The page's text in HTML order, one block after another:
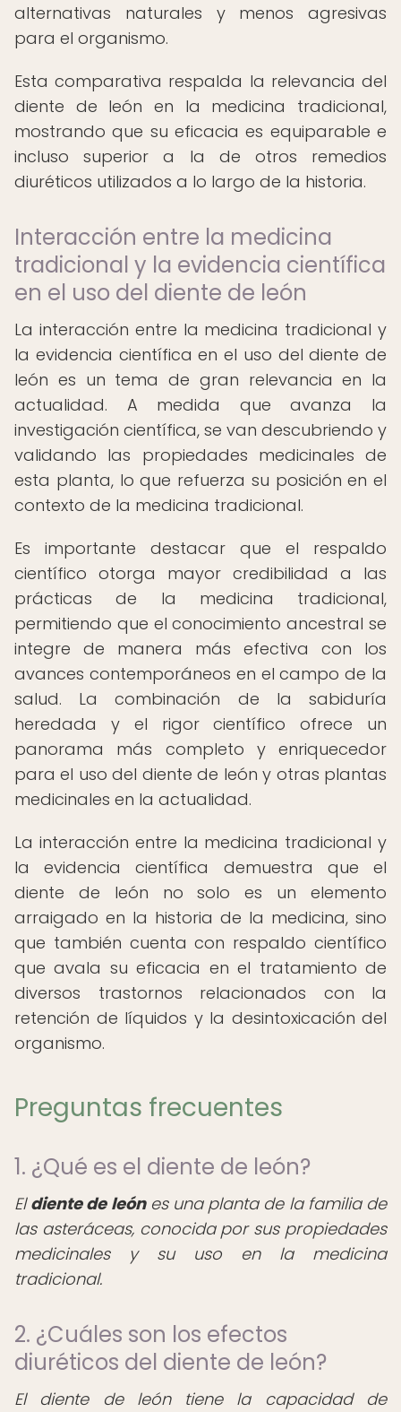
alternativas naturales y menos agresivas
para el organismo.
Esta comparativa respalda la relevancia del
diente de león en la medicina tradicional,
mostrando que su eficacia es equiparable e
incluso superior a la de otros remedios
diuréticos utilizados a lo largo de la historia.
Interacción entre la medicina
tradicional y la evidencia científica
en el uso del diente de león
La interacción entre la medicina tradicional y
la evidencia científica en el uso del diente de
león es un tema de gran relevancia en la
actualidad. A medida que avanza la
investigación científica, se van descubriendo y
validando las propiedades medicinales de
esta planta, lo que refuerza su posición en el
contexto de la medicina tradicional.
Es importante destacar que el respaldo
científico otorga mayor credibilidad a las
prácticas de la medicina tradicional,
permitiendo que el conocimiento ancestral se
integre de manera más efectiva con los
avances contemporáneos en el campo de la
salud. La combinación de la sabiduría
heredada y el rigor científico ofrece un
panorama más completo y enriquecedor
para el uso del diente de león y otras plantas
medicinales en la actualidad.
La interacción entre la medicina tradicional y
la evidencia científica demuestra que el
diente de león no solo es un elemento
arraigado en la historia de la medicina, sino
que también cuenta con respaldo científico
que avala su eficacia en el tratamiento de
diversos trastornos relacionados con la
retención de líquidos y la desintoxicación del
organismo.
Preguntas frecuentes
1. ¿Qué es el diente de león?
Eldiente de leónes una planta de la familia de
las asteráceas, conocida por sus propiedades
medicinales y su uso en la medicina
tradicional.
2. ¿Cuáles son los efectos
diuréticos del diente de león?
El diente de león tiene la capacidad de